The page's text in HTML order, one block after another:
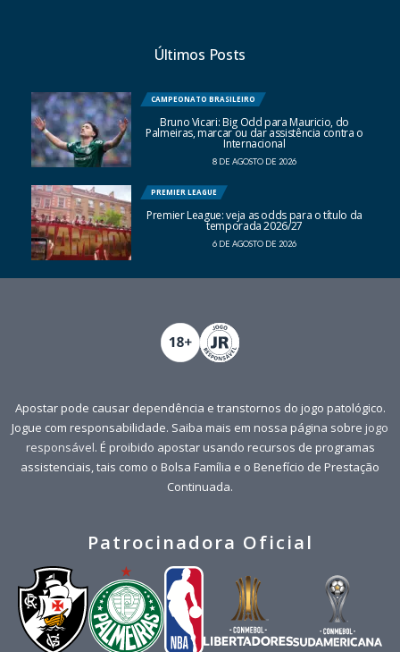
Últimos Posts
CAMPEONATO BRASILEIRO
Bruno Vicari: Big Odd para Mauricio, do
Palmeiras, marcar ou dar assistência contra o
Internacional
8 DE AGOSTO DE 2026
PREMIER LEAGUE
Premier League: veja as odds para o título da
temporada 2026/27
6 DE AGOSTO DE 2026
Apostar pode causar dependência e transtornos do jogo patológico.
Jogue com responsabilidade. Saiba mais em nossa página sobre jogo
responsável. É proibido apostar usando recursos de programas
assistenciais, tais como o Bolsa Família e o Benefício de Prestação
Continuada.
Patrocinadora Oficial